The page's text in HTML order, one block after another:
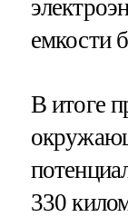
емкости
В итоге
330